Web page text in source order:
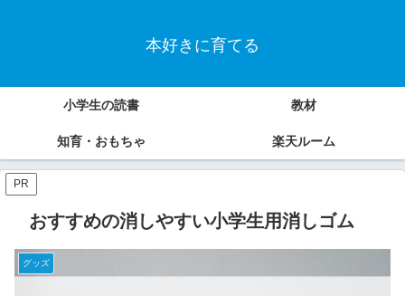
本好きに育てる
小学生の読書 教材
知育・おもちゃ 楽天ルーム
PR
おすすめの消しやすい小学生用消しゴム
グッズ